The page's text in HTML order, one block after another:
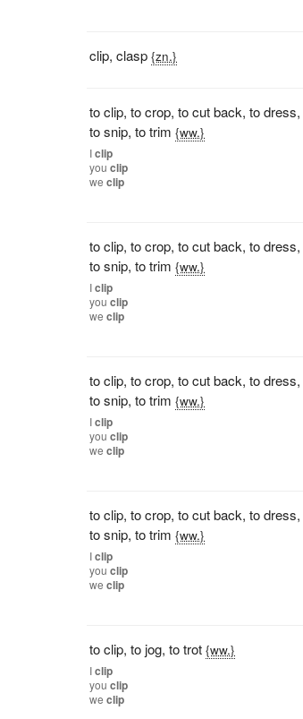
clip,clasp {zn.}
to clip,to crop,to cut back,to dress
to snip,to trim {ww.}
Iclip
youclip
weclip
to clip,to crop,to cut back,to dress
to snip,to trim {ww.}
Iclip
youclip
weclip
to clip,to crop,to cut back,to dress
to snip,to trim {ww.}
Iclip
youclip
weclip
to clip,to crop,to cut back,to dress
to snip,to trim {ww.}
Iclip
youclip
weclip
to clip,to jog,to trot {ww.}
Iclip
youclip
weclip